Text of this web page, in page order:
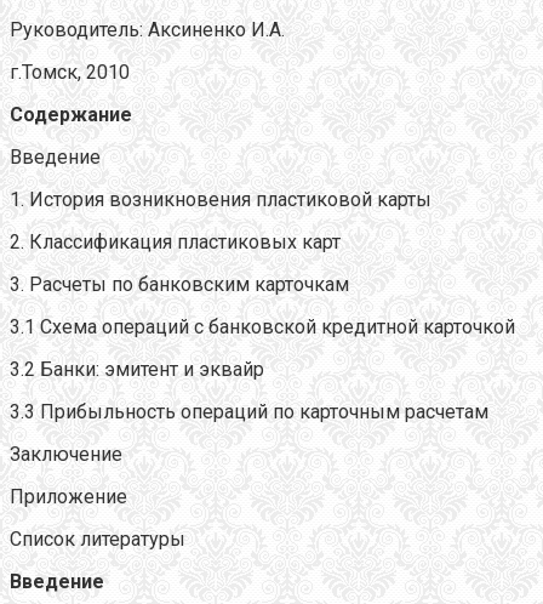
Руководитель: Аксиненко И.А.
г.Томск, 2010
Содержание
Введение
1. История возникновения пластиковой карты
2. Классификация пластиковых карт
3. Расчеты по банковским карточкам
3.1 Схема операций с банковской кредитной карточкой
3.2 Банки: эмитент и эквайр
3.3 Прибыльность операций по карточным расчетам
Заключение
Приложение
Список литературы
Введение